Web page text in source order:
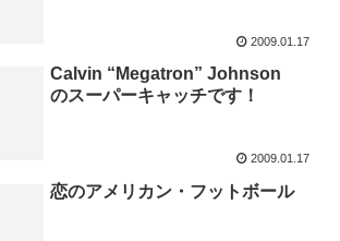
2009.01.17
Calvin “Megatron” Johnson
のスーパーキャッチです！
2009.01.17
恋のアメリカン・フットボール